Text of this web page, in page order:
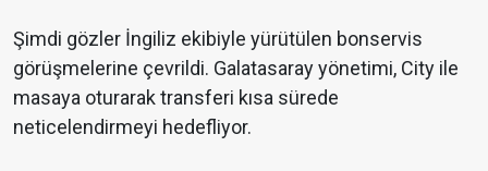
Şimdi gözler İngiliz ekibiyle yürütülen bonservis
görüşmelerine çevrildi. Galatasaray yönetimi, City ile
masaya oturarak transferi kısa sürede
neticelendirmeyi hedefliyor.